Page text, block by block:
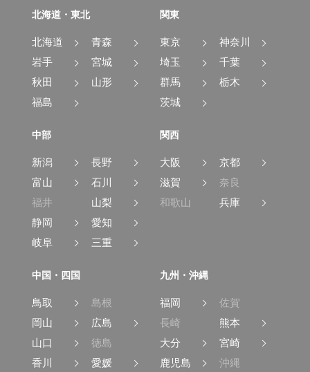
北海道・東北
北海道
青森
岩手
宮城
秋田
山形
福島
関東
東京
神奈川
埼玉
千葉
群馬
栃木
茨城
中部
新潟
長野
富山
石川
福井
山梨
静岡
愛知
岐阜
三重
関西
大阪
京都
滋賀
奈良
和歌山
兵庫
中国・四国
鳥取
島根
岡山
広島
山口
徳島
香川
愛媛
九州・沖縄
福岡
佐賀
長崎
熊本
大分
宮崎
鹿児島
沖縄